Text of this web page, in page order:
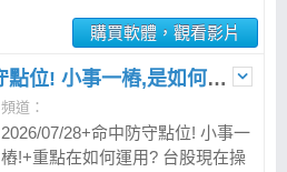
購買軟體，觀看影片
2026/07/28 命中防守點位! 小事一樁,是如何運用? 現在宜短不宜長
頻道：
2026/07/28+命中防守點位! 小事一
樁!+重點在如何運用? 台股現在操